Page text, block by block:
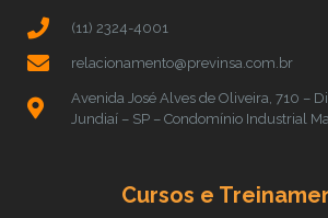
(11) 2324-4001
relacionamento@previnsa.com.br
Avenida José Alves de Oliveira, 710 –
Jundiaí – SP – Condomínio Industrial
Cursos e